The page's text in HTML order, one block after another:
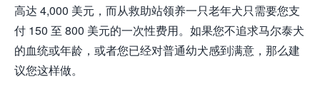
高达 4,000 美元，而从救助站领养一只老年犬只需要您支
付 150 至 800 美元的一次性费用。如果您不追求马尔泰犬
的血统或年龄，或者您已经对普通幼犬感到满意，那么建
议您这样做。